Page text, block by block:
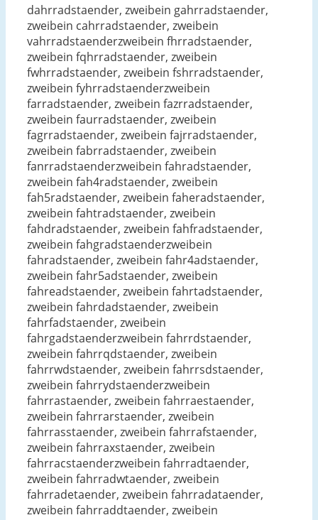
dahrradstaender, zweibein gahrradstaender,
zweibein cahrradstaender, zweibein
vahrradstaenderzweibein fhrradstaender,
zweibein fqhrradstaender, zweibein
fwhrradstaender, zweibein fshrradstaender,
zweibein fyhrradstaenderzweibein
farradstaender, zweibein fazrradstaender,
zweibein faurradstaender, zweibein
fagrradstaender, zweibein fajrradstaender,
zweibein fabrradstaender, zweibein
fanrradstaenderzweibein fahradstaender,
zweibein fah4radstaender, zweibein
fah5radstaender, zweibein faheradstaender,
zweibein fahtradstaender, zweibein
fahdradstaender, zweibein fahfradstaender,
zweibein fahgradstaenderzweibein
fahradstaender, zweibein fahr4adstaender,
zweibein fahr5adstaender, zweibein
fahreadstaender, zweibein fahrtadstaender,
zweibein fahrdadstaender, zweibein
fahrfadstaender, zweibein
fahrgadstaenderzweibein fahrrdstaender,
zweibein fahrrqdstaender, zweibein
fahrrwdstaender, zweibein fahrrsdstaender,
zweibein fahrrydstaenderzweibein
fahrrastaender, zweibein fahrraestaender,
zweibein fahrrarstaender, zweibein
fahrrasstaender, zweibein fahrrafstaender,
zweibein fahrraxstaender, zweibein
fahrracstaenderzweibein fahrradtaender,
zweibein fahrradwtaender, zweibein
fahrradetaender, zweibein fahrradataender,
zweibein fahrraddtaender, zweibein